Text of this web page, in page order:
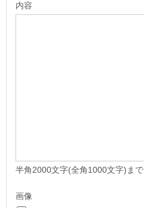
内容
半角2000文字(全角1000文字)まで
画像